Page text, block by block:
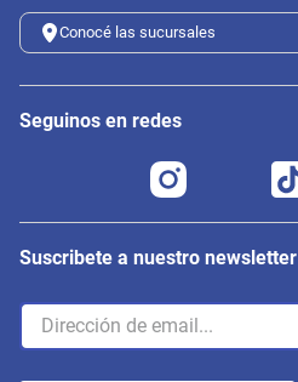
Conocé las sucursales
Seguinos en redes
Suscribete a nuestro newsletter